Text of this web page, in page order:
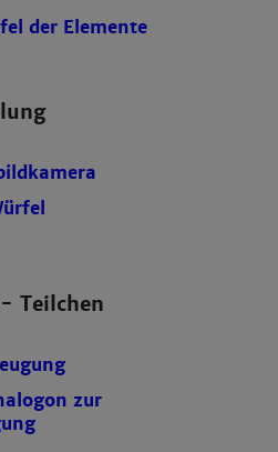
der Elemente
Teilchen
zur